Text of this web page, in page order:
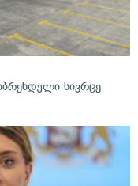
სივრცე